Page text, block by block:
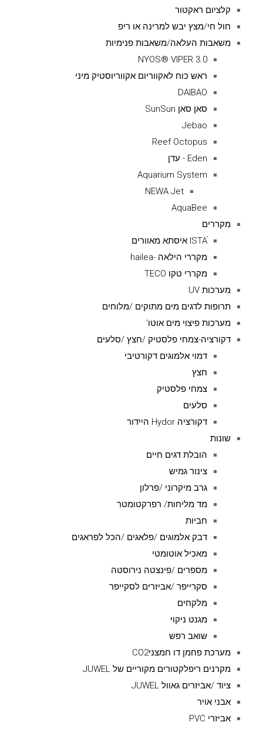
קלציום ראקטור
חול חי/מצץ יבש למרינה או ריפ
משאבות העלאה/משאבות פנימיות
NYOS® VIPER 3.0
ראש כוח לאקווריום אקווריוסטיק מיני
DAIBAO
סאן סאן SunSun
Jebao
Reef Octopus
Eden - עדן
Aquarium System
NEWA Jet
AquaBee
מקררים
ISTAׁׂ איסתא מאוורים
מקררי הילאה -hailea
מקררי טקו TECO
מערכות UV
תרופות לדגים מים מתוקים /מלוחים
מערכות פיצוי מים אוטו'
דקורציה-צמחי פלסטיק /חצץ /סלעים
דמוי אלמוגים דקורטיבי
חצץ
צמחי פלסטיק
סלעים
דקורציה Hydor היידור
שונות
הובלת דגים חיים
צינור גמיש
גרב מיקרוני /פרלון
מד מליחות/ רפרקטומטר
חביות
דבק אלמוגים /פלאגים /הכל לפראגים
מאכיל אוטומטי
מספרים /פינצטה נירוסטה
סקרייפר /אביזרים לסקייפר
מלקחים
מגנט ניקוי
שואב רפש
מערכת פחמן דו חמצניCO2
מקרנים ריפלקטורים מקוריים של JUWEL
ציוד /אביזרים גאוול JUWEL
אבני אויר
אביזרי PVC